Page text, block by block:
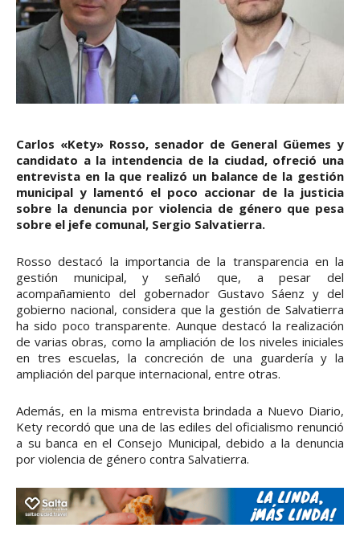
Carlos «Kety» Rosso, senador de General Güemes y
candidato a la intendencia de la ciudad, ofreció una
entrevista en la que realizó un balance de la gestión
municipal y lamentó el poco accionar de la justicia
sobre la denuncia por violencia de género que pesa
sobre el jefe comunal, Sergio Salvatierra.
Rosso destacó la importancia de la transparencia en la
gestión municipal, y señaló que, a pesar del
acompañamiento del gobernador Gustavo Sáenz y del
gobierno nacional, considera que la gestión de Salvatierra
ha sido poco transparente. Aunque destacó la realización
de varias obras, como la ampliación de los niveles iniciales
en tres escuelas, la concreción de una guardería y la
ampliación del parque internacional, entre otras.
Además, en la misma entrevista brindada a Nuevo Diario,
Kety recordó que una de las ediles del oficialismo renunció
a su banca en el Consejo Municipal, debido a la denuncia
por violencia de género contra Salvatierra.